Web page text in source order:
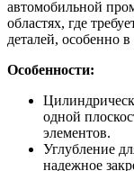
автомобильной
областях, где
деталей, особенно
Особенности:
одной
элементов.
Углубление
надежное